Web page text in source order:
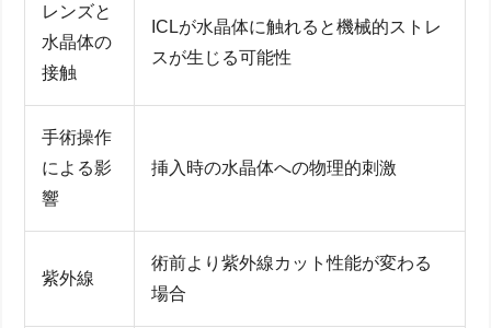
レンズと
水晶体の
接触
ICLが水晶体に触れると機械的ストレ
スが生じる可能性
手術操作
による影
響
挿入時の水晶体への物理的刺激
紫外線
術前より紫外線カット性能が変わる
場合